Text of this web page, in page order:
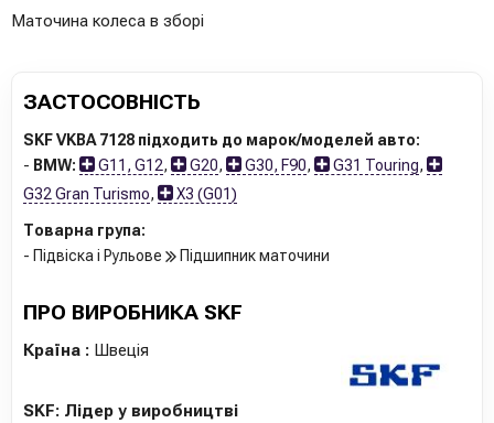
Маточина колеса в зборі
ЗАСТОСОВНІСТЬ
SKF VKBA 7128 підходить до марок/моделей авто:
- BMW: G11, G12, G20, G30, F90, G31 Touring,
G32 Gran Turismo, X3 (G01)
Товарна група:
- Підвіска і Рульове
Підшипник маточини
ПРО ВИРОБНИКА SKF
Країна : Швеція
SKF: Лідер у виробництві